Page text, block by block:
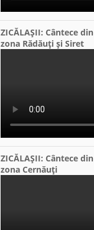
ZICĂLAŞII: Cântece din
zona Rădăuţi şi Siret
ZICĂLAŞII: Cântece din
zona Cernăuţi